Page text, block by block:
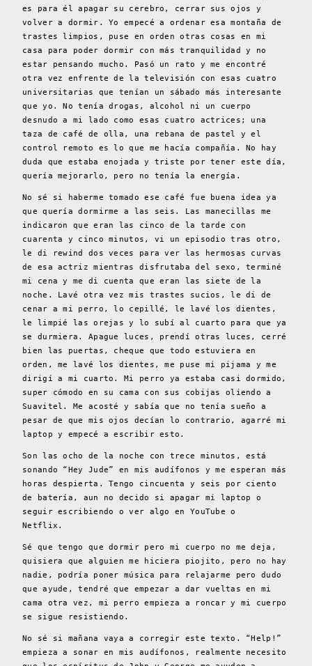
es para él apagar su cerebro, cerrar sus ojos y
volver a dormir. Yo empecé a ordenar esa montaña de
trastes limpios, puse en orden otras cosas en mi
casa para poder dormir con más tranquilidad y no
estar pensando mucho. Pasó un rato y me encontré
otra vez enfrente de la televisión con esas cuatro
universitarias que tenían un sábado más interesante
que yo. No tenía drogas, alcohol ni un cuerpo
desnudo a mi lado como esas cuatro actrices; una
taza de café de olla, una rebana de pastel y el
control remoto es lo que me hacía compañía. No hay
duda que estaba enojada y triste por tener este día,
quería mejorarlo, pero no tenía la energía.
No sé si haberme tomado ese café fue buena idea ya
que quería dormirme a las seis. Las manecillas me
indicaron que eran las cinco de la tarde con
cuarenta y cinco minutos, vi un episodio tras otro,
le di rewind dos veces para ver las hermosas curvas
de esa actriz mientras disfrutaba del sexo, terminé
mi cena y me di cuenta que eran las siete de la
noche. Lavé otra vez mis trastes sucios, le di de
cenar a mi perro, lo cepillé, le lavé los dientes,
le limpié las orejas y lo subí al cuarto para que ya
se durmiera. Apague luces, prendí otras luces, cerré
bien las puertas, cheque que todo estuviera en
orden, me lavé los dientes, me puse mi pijama y me
dirigí a mi cuarto. Mi perro ya estaba casi dormido,
super cómodo en su cama con sus cobijas oliendo a
Suavitel. Me acosté y sabía que no tenía sueño a
pesar de que mis ojos decían lo contrario, agarré mi
laptop y empecé a escribir esto.
Son las ocho de la noche con trece minutos, está
sonando “Hey Jude” en mis audífonos y me esperan más
horas despierta. Tengo cincuenta y seis por ciento
de batería, aun no decido si apagar mi laptop o
seguir escribiendo o ver algo en YouTube o
Netflix.
Sé que tengo que dormir pero mi cuerpo no me deja,
quisiera que alguien me hiciera piojito, pero no hay
nadie, podría poner música para relajarme pero dudo
que ayude, tendré que empezar a dar vueltas en mi
cama otra vez, mi perro empieza a roncar y mi cuerpo
se sigue resistiendo.
No sé si mañana vaya a corregir este texto. “Help!”
empieza a sonar en mis audífonos, realmente necesito